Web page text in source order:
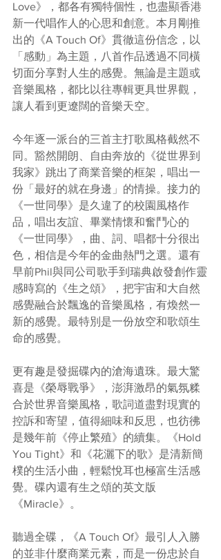
Love》，都各有獨特個性，也盡顯香港
新一代唱作人的心思和創意。本月剛推
出的《A Touch Of》貫徹這份信念，以
「感動」為主題，八首作品透過不同橫
切面分享對人生的感覺。無論是主題或
音樂風格，都比以往專輯更具世界觀，
讓人看到更遼闊的音樂天空。
今年逐一派台的三首主打歌風格截然不
同。豁然開朗、自由奔放的《從世界到
我家》跳出了商業音樂的框架，唱出一
份「最好的就在身邊」的情操。接力的
《一世同學》是久違了的校園風格作
品，唱出友誼、畢業情懷和奮鬥心的
《一世同學》，曲、詞、唱都十分很出
色，相信是今年的金曲熱門之選。還有
早前Phil與同公司歌手到瑞典啟發創作靈
感時寫的《生之頌》，把宇宙和大自然
感覺融合於飄逸的音樂風格，有煥然一
新的感覺。最特別是一份放空和歌頌生
命的感覺。
更有趣是發掘碟內的滄海遺珠。最大驚
喜是《榮辱戰爭》，澎湃激昂的氣氛糅
合於世界音樂風格，歌詞道盡對現實的
控訴和寄望，值得細味和反思，也彷彿
是幾年前《停止繁殖》的續集。《Hold
You Tight》和《花灑下的歌》是清新簡
樸的生活小曲，輕鬆悅耳也極富生活感
覺。碟內還有生之頌的英文版
《Miracle》。
聽過全碟，《A Touch Of》最引人入勝
的並非什麼商業元素，而是一份忠於自